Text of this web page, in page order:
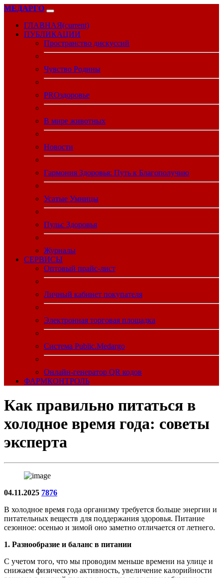
МЕДАРГО
ГЛАВНАЯ(current)
ПУБЛИКАЦИИ
Пространство дискуссий
Чувство Родины
PROздоровье
В мире животных
Новости
Гармония Здоровья: Путь к Благополучию
Усатые Умницы
Пульс Здоровья
Журналы
CЕРВИСЫ
Оптовый прайс-лист
Личный кабинет покупателя
Электронная торговая площадка
Система Public.Medargo
Онлайн-генератор QR кодов
ФАРМКОНТРОЛЬ
Как правильно питаться в
холодное время года: советы
эксперта
04.11.2025 7876
В холодное время года организму требуется больше энергии и
питательных веществ для поддержания здоровья. Питание
сезонное: осенью и зимой оно заметно отличается от летнего.
1. Разнообразие и баланс в питании
С учетом того, что мы проводим меньше времени на улице и
снижаем физическую активность, увеличение калорийности